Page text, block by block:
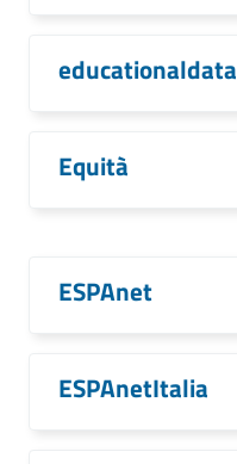
educationaldata
Equità
ESPAnet
ESPAnetItalia